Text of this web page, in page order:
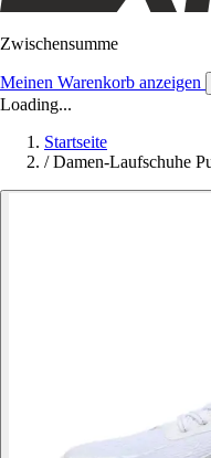
Zwischensumme
Meinen Warenkorb anzeigen
Loading...
Startseite
/ Damen-Laufschuhe